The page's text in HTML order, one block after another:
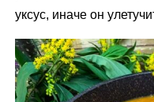
уксус, иначе он